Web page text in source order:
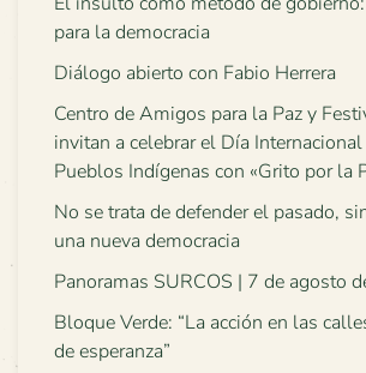
para la democracia
Diálogo abierto con Fabio Herrera
Centro de Amigos para la Paz y
invitan a celebrar el Día
Pueblos Indígenas con «Grito por la
No se trata de defender el pasado,
una nueva democracia
Panoramas SURCOS | 7 de agosto
Bloque Verde: “La acción en las
de esperanza”